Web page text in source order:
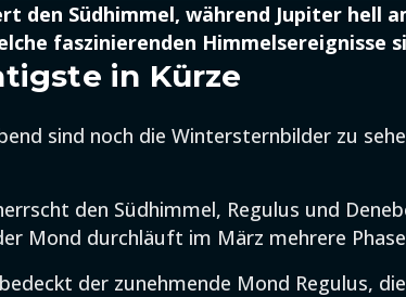
den Südhimmel, während Jupiter hell
faszinierenden Himmelsereignisse
in Kürze
sind noch die Wintersternbilder zu
den Südhimmel, Regulus und
Mond durchläuft im März mehrere
der zunehmende Mond Regulus,